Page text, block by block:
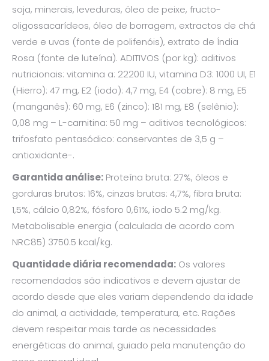
soja, minerais, leveduras, óleo de peixe, fructo-
oligossacarídeos, óleo de borragem, extractos de chá
verde e uvas (fonte de polifenóis), extrato de Índia
Rosa (fonte de luteína). ADITIVOS (por kg): aditivos
nutricionais: vitamina a: 22200 IU, vitamina D3: 1000 UI, E1
(Hierro): 47 mg, E2 (iodo): 4,7 mg, E4 (cobre): 8 mg, E5
(manganês): 60 mg, E6 (zinco): 181 mg, E8 (selênio):
0,08 mg – L-carnitina: 50 mg – aditivos tecnológicos:
trifosfato pentasódico: conservantes de 3,5 g –
antioxidante-.
Garantida análise: Proteína bruta: 27%, óleos e
gorduras brutos: 16%, cinzas brutas: 4,7%, fibra bruta:
1,5%, cálcio 0,82%, fósforo 0,61%, iodo 5.2 mg/kg.
Metabolisable energia (calculada de acordo com
NRC85) 3750.5 kcal/kg.
Quantidade diária recomendada: Os valores
recomendados são indicativos e devem ajustar de
acordo desde que eles variam dependendo da idade
do animal, a actividade, temperatura, etc. Rações
devem respeitar mais tarde as necessidades
energéticas do animal, guiado pela manutenção do